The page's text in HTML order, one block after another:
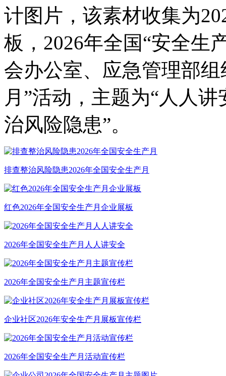
计图片，该素材收集为
板，2026年全国“安全生
会办公室、应急管理部
月”活动，主题为“人人
治风险隐患”。
排查整治风险隐患2026年全国安全生产月
红色2026年全国安全生产月企业展板
2026年全国安全生产月人人讲安全
2026年全国安全生产月主题宣传栏
企业社区2026年安全生产月展板宣传栏
2026年全国安全生产月活动宣传栏